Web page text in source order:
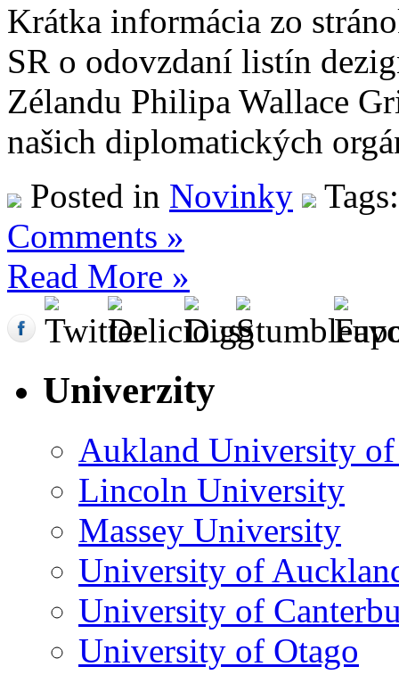
Krátka informácia zo
SR o odovzdaní listín
Zélandu Philipa Wallace
našich diplomatických
Posted in Novinky
Comments »
Read More »
Univerzity
Aukland University
Lincoln University
Massey University
University of
University of
University of Otago